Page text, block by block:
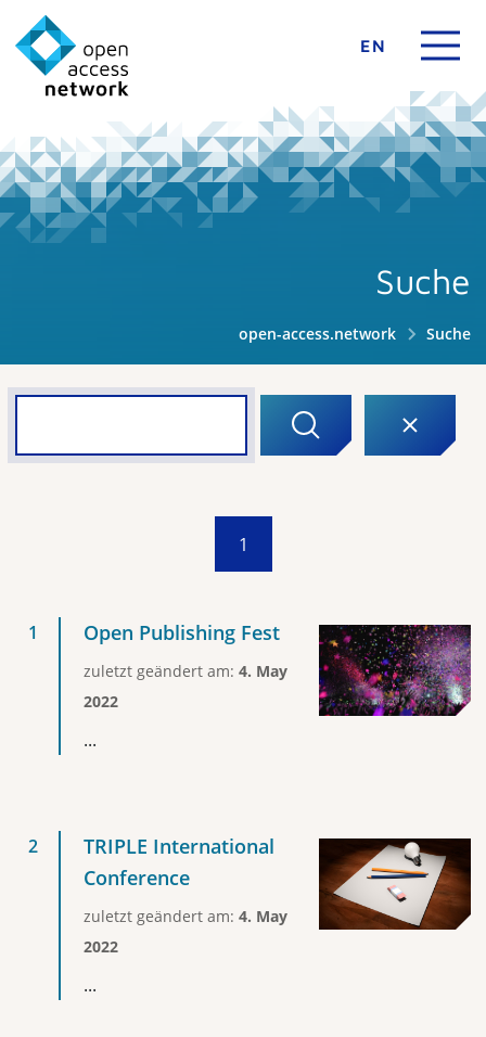
EN
Suche
open-access.network Suche
1
Open Publishing Fest
zuletzt geändert am: 4. May
2022
...
TRIPLE International
Conference
zuletzt geändert am: 4. May
2022
...